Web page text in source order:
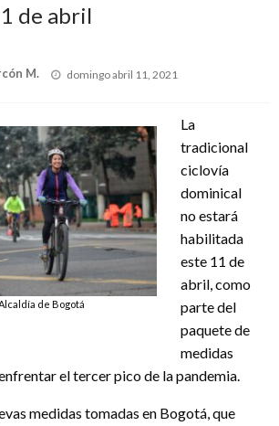
de abril
M.
Publicado
domingo abril 11, 2021
de Bogotá
La
tradicional
ciclovía
dominical
no estará
habilitada
este 11 de
abril, como
parte del
paquete de
medidas
el tercer pico de la pandemia.
medidas tomadas en Bogotá, que